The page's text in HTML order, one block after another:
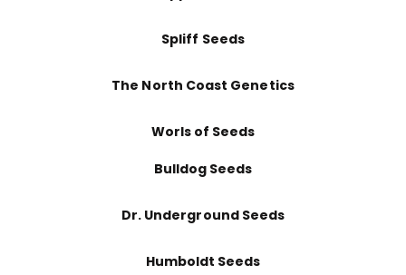
Spliff Seeds
The North Coast Genetics
Worls of Seeds
Bulldog Seeds
Dr. Underground Seeds
Humboldt Seeds